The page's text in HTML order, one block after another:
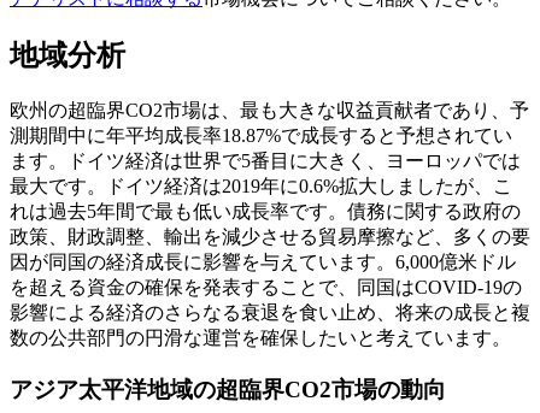
地域分析
欧州の超臨界CO2市場は、最も大きな収益貢献者であり、予
測期間中に年平均成長率18.87%で成長すると予想されてい
ます。ドイツ経済は世界で5番目に大きく、ヨーロッパでは
最大です。ドイツ経済は2019年に0.6%拡大しましたが、こ
れは過去5年間で最も低い成長率です。債務に関する政府の
政策、財政調整、輸出を減少させる貿易摩擦など、多くの要
因が同国の経済成長に影響を与えています。6,000億米ドル
を超える資金の確保を発表することで、同国はCOVID-19の
影響による経済のさらなる衰退を食い止め、将来の成長と複
数の公共部門の円滑な運営を確保したいと考えています。
アジア太平洋地域の超臨界CO2市場の動向